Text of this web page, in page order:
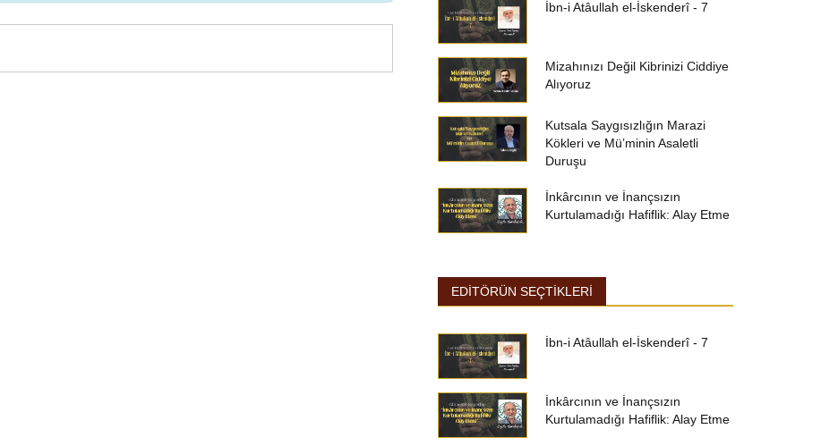
İbn-i Atâullah el-İskenderî - 7
Mizahınızı Değil Kibrinizi Ciddiye
Alıyoruz
Kutsala Saygısızlığın Marazi
Kökleri ve Mü’minin Asaletli
Duruşu
İnkârcının ve İnançsızın
Kurtulamadığı Hafiflik: Alay Etme
EDİTÖRÜN SEÇTİKLERİ
İbn-i Atâullah el-İskenderî - 7
İnkârcının ve İnançsızın
Kurtulamadığı Hafiflik: Alay Etme